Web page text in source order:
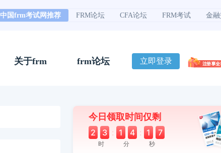
中国frm考试网推荐 FRM论坛 CFA论坛 FRM考试 金
关于frm frm论坛 立即登录
今日领取时间仅剩
2 3 : 1 4 : 1 6
时 分 秒